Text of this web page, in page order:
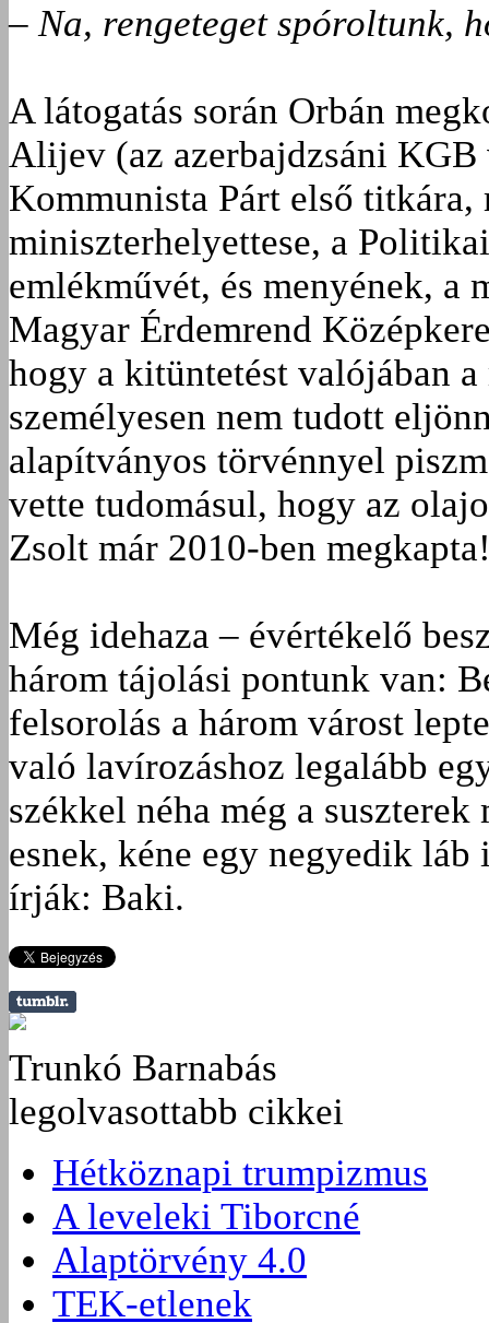
– Na, rengeteget spóroltunk,
A látogatás során Orbán
Alijev (az azerbajdzsáni KGB
Kommunista Párt első
miniszterhelyettese, a
emlékművét, és menyének, a
Magyar Érdemrend
hogy a kitüntetést valójában
személyesen nem tudott
alapítványos törvénnyel
vette tudomásul, hogy az
Zsolt már 2010-ben
Még idehaza – évértékelő
három tájolási pontunk van:
felsorolás a három várost
való lavírozáshoz legalább
székkel néha még a
esnek, kéne egy negyedik
írják: Baki.
Trunkó Barnabás
legolvasottabb cikkei
Hétköznapi trumpizmus
A leveleki Tiborcné
Alaptörvény 4.0
TEK-etlenek